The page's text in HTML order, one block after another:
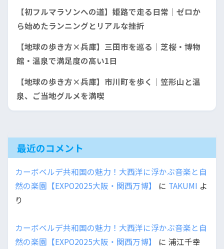
【初フルマラソンへの道】姫路で走る日常｜ゼロか
ら始めたランニングとリアルな挫折
【地球の歩き方×兵庫】三田市を巡る｜芝桜・博物
館・温泉で満足度の高い1日
【地球の歩き方×兵庫】市川町を歩く｜笠形山と温
泉、ご当地グルメを満喫
最近のコメント
カーボベルデ共和国の魅力！大西洋に浮かぶ音楽と自
然の楽園【EXPO2025大阪・関西万博】
に TAKUMI よ
り
カーボベルデ共和国の魅力！大西洋に浮かぶ音楽と自
然の楽園【EXPO2025大阪・関西万博】
に 浦江千幸